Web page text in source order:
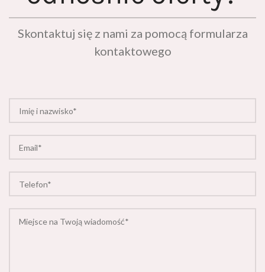
Skontaktuj się z nami za pomocą formularza
kontaktowego